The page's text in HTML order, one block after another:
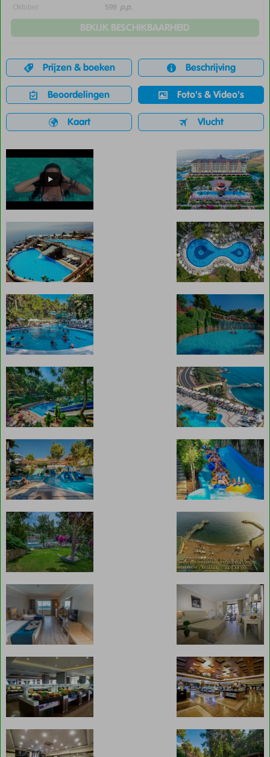
Oktober 599 p.p.
BEKIJK BESCHIKBAARHEID
Prijzen & boeken Beschrijving
Beoordelingen Foto's & Video's
Kaart Vlucht